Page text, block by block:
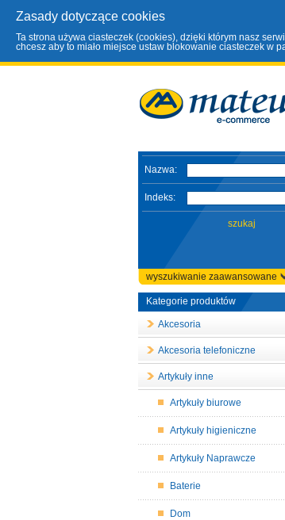
Zasady dotyczące cookies
Ta strona używa ciasteczek (cookies), dzięki którym nasz
chcesz aby to miało miejsce ustaw blokowanie ciasteczek w
Nazwa:
Indeks:
wyszukiwanie zaawansowane
Kategorie produktów
Akcesoria
Akcesoria telefoniczne
Artykuły inne
Artykuły biurowe
Artykuły higieniczne
Artykuły Naprawcze
Baterie
Dom